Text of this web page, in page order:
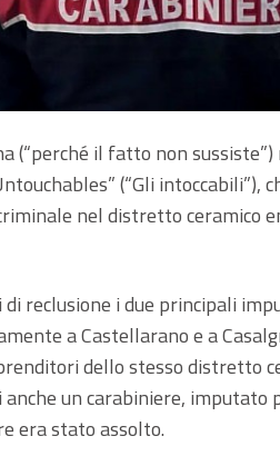
(“perché il fatto non sussiste”)
(“Gli intoccabili”),
nel distretto ceramico
reclusione i due principali
a Castellarano e a
dello stesso distretto
un carabiniere, imputato
era stato assolto.